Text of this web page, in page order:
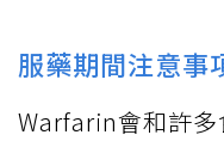
服藥期間注意事
Warfarin會和許多